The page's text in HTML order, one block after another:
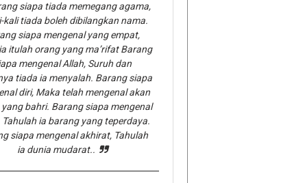
siapa tiada memegang agama,
kali tiada boleh dibilangkan nama.
siapa mengenal yang empat,
itulah orang yang ma’rifat Barang
mengenal Allah, Suruh dan
tiada ia menyalah. Barang siapa
diri, Maka telah mengenal akan
yang bahri. Barang siapa mengenal
Tahulah ia barang yang teperdaya.
siapa mengenal akhirat, Tahulah
ia dunia mudarat..